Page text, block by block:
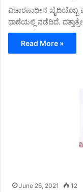
ವಿಚಾರಣಾಧೀನ ಖೈದಿಯೊಬ್ಬ
ಥಾಣೆಯಲ್ಲಿ ನಡೆದಿದೆ.
Read More »
June 26, 2021 12